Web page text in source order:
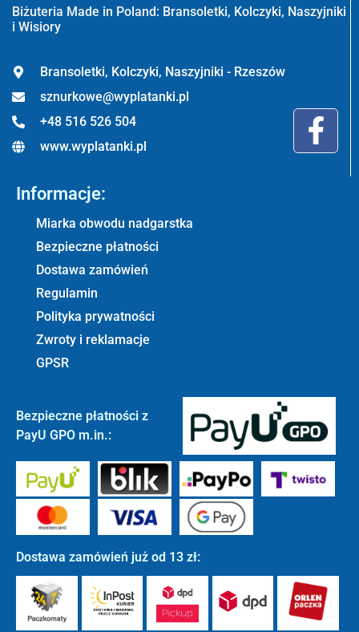
Biżuteria Made in Poland: Bransoletki, Kolczyki, Naszyjniki
i Wisiory
Bransoletki, Kolczyki, Naszyjniki - Rzeszów
sznurkowe@wyplatanki.pl
+48 516 526 504
www.wyplatanki.pl
Informacje:
Miarka obwodu nadgarstka
Bezpieczne płatności
Dostawa zamówień
Regulamin
Polityka prywatności
Zwroty i reklamacje
GPSR
Bezpieczne płatności z
PayU GPO m.in.:
Dostawa zamówień już od 13 zł: